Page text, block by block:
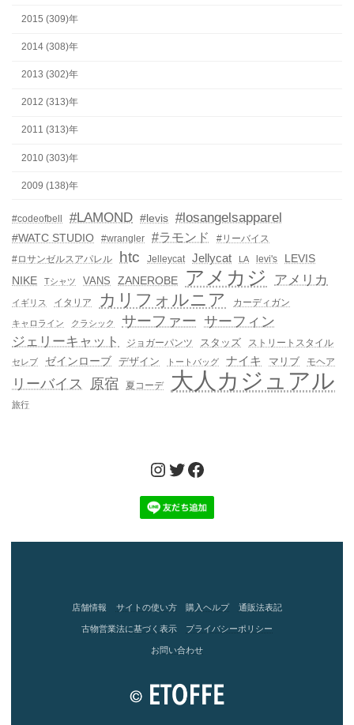
2015 (309)年
2014 (308)年
2013 (302)年
2012 (313)年
2011 (313)年
2010 (303)年
2009 (138)年
#codeofbell #LAMOND #levis #losangelsapparel
#WATC STUDIO #wrangler #ラモンド
#リーバイス
#ロサンゼルスアパレル
htc Jelleycat Jellycat LA levi's
LEVIS
NIKE
Tシャツ VANS ZANEROBE アメカジ アメリカ
イギリス イタリア カリフォルニア カーディガン
キャロライン クラシック サーファー サーフィン
ジェリーキャット
ジョガーパンツ スタッズ ストリートスタイル
セレブ ゼインローブ デザイン トートバッグ ナイキ マリブ モヘア
リーバイス 原宿 夏コーデ 大人カジュアル
旅行
Instagram
Twitter
Facebook
店舗情報 サイトの使い方 購入ヘルプ 通販法表記
古物営業法に基づく表示 プライバシーポリシー
お問い合わせ